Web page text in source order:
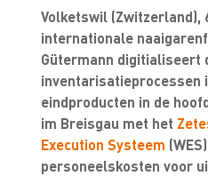
Volketswil (Zwitzerland),
internationale
Gütermann digitialiseert
inventarisatieprocessen
eindproducten in de
im Breisgau met het
Execution Systeem
personeelskosten voor